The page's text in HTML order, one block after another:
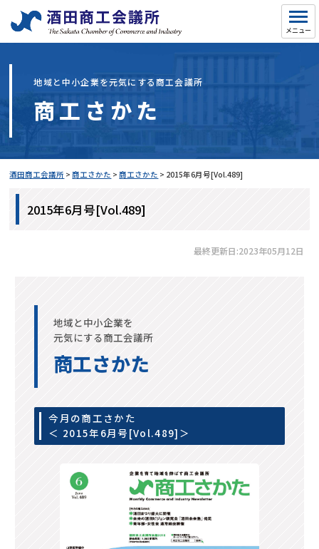
地域と中小企業を元気にする商工会議所
商工さかた
酒田商工会議所 >商工さかた >商工さかた > 2015年6月号[Vol.489]
2015年6月号[Vol.489]
最終更新日:2023年05月12日
地域と中小企業を
元気にする商工会議所
商工さかた
今月の商工さかた
＜ 2015年6月号[Vol.489]＞